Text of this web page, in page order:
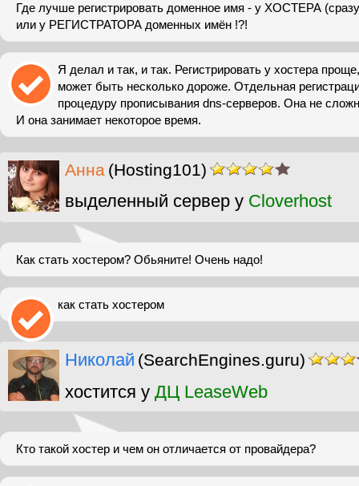
Где лучше регистрировать доменное имя - у ХОСТЕРА (сразу
или у РЕГИСТРАТОРА доменных имён !?!
Я делал и так, и так. Регистрировать у хостера
может быть несколько дороже. Отдельная
процедуру прописывания dns-серверов. Она не
И она занимает некоторое время.
Анна (Hosting101)
выделенный сервер у Cloverhost
Как стать хостером? Обьяните! Очень надо!
как стать хостером
Николай (SearchEngines.guru)
хостится у ДЦ LeaseWeb
Кто такой хостер и чем он отличается от провайдера?